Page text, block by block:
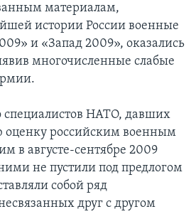
материалам,
истории России военные
и «Запад 2009», оказались
многочисленные слабые
специалистов НАТО, давших
оценку российским военным
в августе-сентябре 2009
не пустили под предлогом
собой ряд
друг с другом